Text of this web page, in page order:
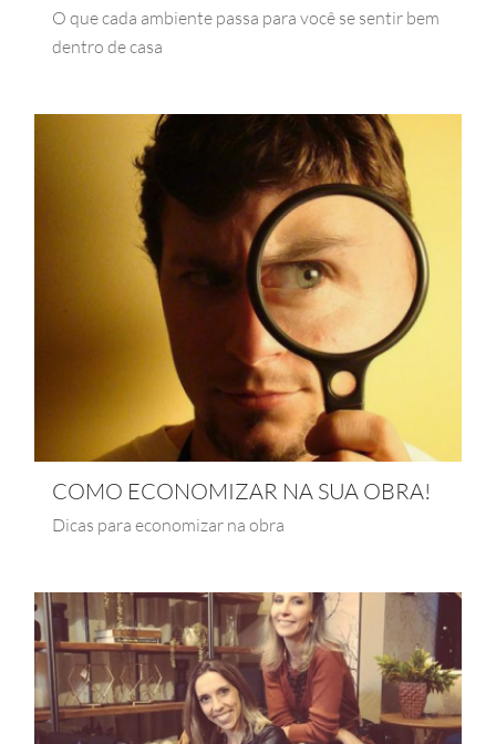
O que cada ambiente passa para você se sentir bem
dentro de casa
COMO ECONOMIZAR NA SUA OBRA!
Dicas para economizar na obra